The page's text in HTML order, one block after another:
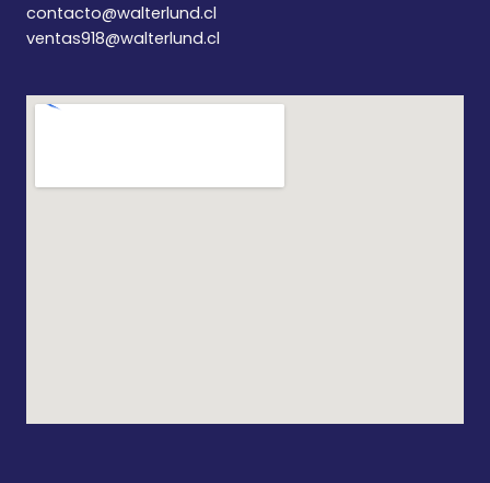
contacto@walterlund.cl
ventas918@walterlund.cl